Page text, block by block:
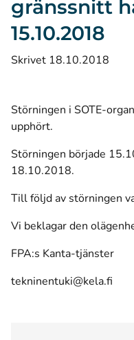
gränssnitt
15.10.2018
Skrivet 18.10.2018
Störningen i SOTE-
upphört.
Störningen började
18.10.2018.
Till följd av störningen
Vi beklagar den
FPA:s Kanta-tjänster
tekninentuki@kela.fi